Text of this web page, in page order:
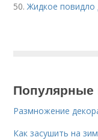
50.Жидкое повидло
Популярные
Размножение
Как засушить на